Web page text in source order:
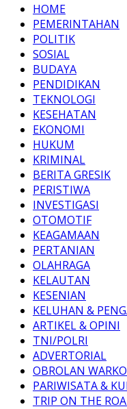
HOME
PEMERINTAHAN
POLITIK
SOSIAL
BUDAYA
PENDIDIKAN
TEKNOLOGI
KESEHATAN
EKONOMI
HUKUM
KRIMINAL
BERITA GRESIK
PERISTIWA
INVESTIGASI
OTOMOTIF
KEAGAMAAN
PERTANIAN
OLAHRAGA
KELAUTAN
KESENIAN
KELUHAN &
ARTIKEL & OPINI
TNI/POLRI
ADVERTORIAL
OBROLAN
PARIWISATA &
TRIP ON THE